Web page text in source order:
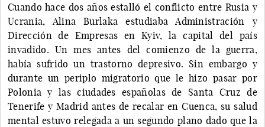
Cuando hace dos años estalló el conflicto entre Rusia y
Ucrania, Alina Burlaka estudiaba Administración y
Dirección de Empresas en Kyiv, la capital del país
invadido. Un mes antes del comienzo de la guerra,
había sufrido un trastorno depresivo. Sin embargo y
durante un periplo migratorio que le hizo pasar por
Polonia y las ciudades españolas de Santa Cruz de
Tenerife y Madrid antes de recalar en Cuenca, su salud
mental estuvo relegada a un segundo plano dado que la